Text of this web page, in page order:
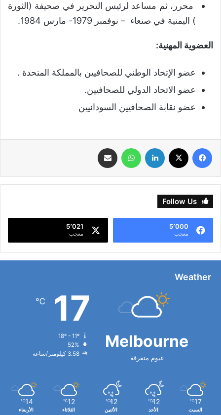
محرر، ثم مساعد لرئيس التحرير في صحيفة (الثورة
) اليمنية في صنعاء – نوفمبر 1979- مارس 1984.
العضوية المهنية:
عضو الإتحاد الوطني للصحافيين بالمملكة المتحدة .
عضو الاتحاد الدولي للصحافيين.
عضو نقابة الصحافيين السودانيين
Follow Us
5٬000
معجب
5٬021
معجب
Weather
Melbourne
غيوم متفرقة
17
℃
52%
3.58 كيلومتر/ساعة
17
℃
السبت
12
℃
الأحد
12
℃
الأثنين
12
℃
الثلاثاء
14
℃
الأربعاء